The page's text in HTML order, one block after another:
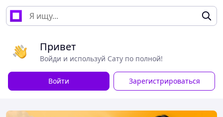
Привет
Войди и используй Сату по полной!
Войти Зарегистрироваться